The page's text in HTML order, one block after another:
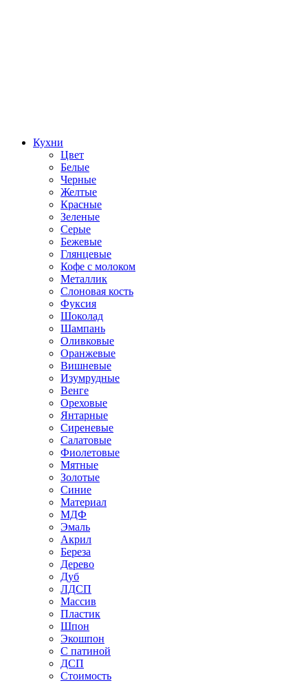
Кухни
Цвет
Белые
Черные
Желтые
Красные
Зеленые
Серые
Бежевые
Глянцевые
Кофе с молоком
Металлик
Слоновая кость
Фуксия
Шоколад
Шампань
Оливковые
Оранжевые
Вишневые
Изумрудные
Венге
Ореховые
Янтарные
Сиреневые
Салатовые
Фиолетовые
Мятные
Золотые
Синие
Материал
МДФ
Эмаль
Акрил
Береза
Дерево
Дуб
ЛДСП
Массив
Пластик
Шпон
Экошпон
С патиной
ДСП
Стоимость